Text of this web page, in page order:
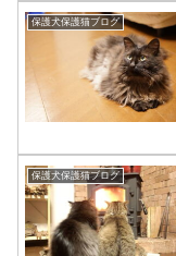
保護犬保護猫ブログ
保護犬保護猫ブログ